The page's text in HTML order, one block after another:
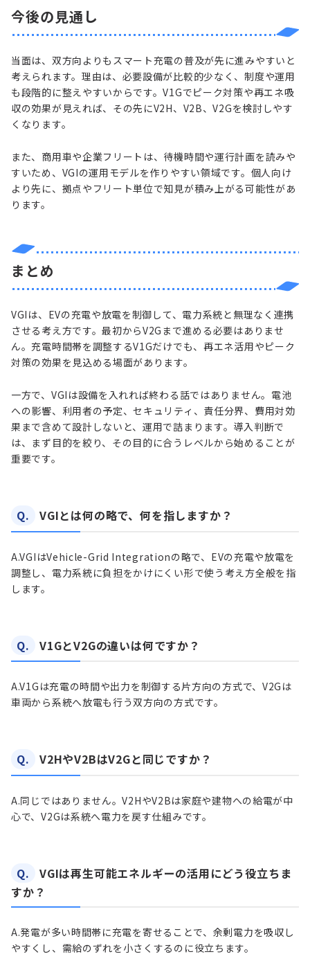
今後の見通し
当面は、双方向よりもスマート充電の普及が先に進みやすいと
考えられます。理由は、必要設備が比較的少なく、制度や運用
も段階的に整えやすいからです。V1Gでピーク対策や再エネ吸
収の効果が見えれば、その先にV2H、V2B、V2Gを検討しやす
くなります。
また、商用車や企業フリートは、待機時間や運行計画を読みや
すいため、VGIの運用モデルを作りやすい領域です。個人向け
より先に、拠点やフリート単位で知見が積み上がる可能性があ
ります。
まとめ
VGIは、EVの充電や放電を制御して、電力系統と無理なく連携
させる考え方です。最初からV2Gまで進める必要はありませ
ん。充電時間帯を調整するV1Gだけでも、再エネ活用やピーク
対策の効果を見込める場面があります。
一方で、VGIは設備を入れれば終わる話ではありません。電池
への影響、利用者の予定、セキュリティ、責任分界、費用対効
果まで含めて設計しないと、運用で詰まります。導入判断で
は、まず目的を絞り、その目的に合うレベルから始めることが
重要です。
Q. VGIとは何の略で、何を指しますか？
A.VGIはVehicle-Grid Integrationの略で、EVの充電や放電を
調整し、電力系統に負担をかけにくい形で使う考え方全般を指
します。
Q. V1GとV2Gの違いは何ですか？
A.V1Gは充電の時間や出力を制御する片方向の方式で、V2Gは
車両から系統へ放電も行う双方向の方式です。
Q. V2HやV2BはV2Gと同じですか？
A.同じではありません。V2HやV2Bは家庭や建物への給電が中
心で、V2Gは系統へ電力を戻す仕組みです。
Q.
VGIは再生可能エネルギーの活用にどう役立ちま
すか？
A.発電が多い時間帯に充電を寄せることで、余剰電力を吸収し
やすくし、需給のずれを小さくするのに役立ちます。